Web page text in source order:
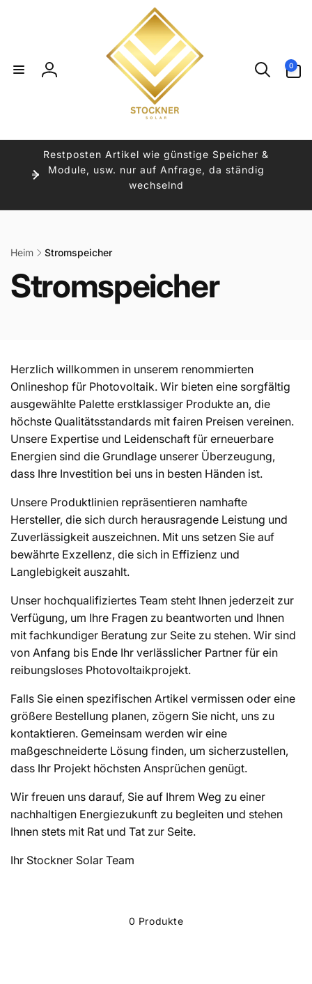
Einloggen
0
Artikel
Restposten Artikel wie günstige Speicher &
Module, usw. nur auf Anfrage, da ständig
wechselnd
Heim Stromspeicher
K
t
e
g
o
r
i
e
:
Stromspeicher
Herzlich willkommen in unserem renommierten
Onlineshop für Photovoltaik. Wir bieten eine sorgfältig
ausgewählte Palette erstklassiger Produkte an, die
höchste Qualitätsstandards mit fairen Preisen vereinen.
Unsere Expertise und Leidenschaft für erneuerbare
Energien sind die Grundlage unserer Überzeugung,
dass Ihre Investition bei uns in besten Händen ist.
Unsere Produktlinien repräsentieren namhafte
Hersteller, die sich durch herausragende Leistung und
Zuverlässigkeit auszeichnen. Mit uns setzen Sie auf
bewährte Exzellenz, die sich in Effizienz und
Langlebigkeit auszahlt.
Unser hochqualifiziertes Team steht Ihnen jederzeit zur
Verfügung, um Ihre Fragen zu beantworten und Ihnen
mit fachkundiger Beratung zur Seite zu stehen. Wir sind
von Anfang bis Ende Ihr verlässlicher Partner für ein
reibungsloses Photovoltaikprojekt.
Falls Sie einen spezifischen Artikel vermissen oder eine
größere Bestellung planen, zögern Sie nicht, uns zu
kontaktieren. Gemeinsam werden wir eine
maßgeschneiderte Lösung finden, um sicherzustellen,
dass Ihr Projekt höchsten Ansprüchen genügt.
Wir freuen uns darauf, Sie auf Ihrem Weg zu einer
nachhaltigen Energiezukunft zu begleiten und stehen
Ihnen stets mit Rat und Tat zur Seite.
Ihr Stockner Solar Team
0 Produkte